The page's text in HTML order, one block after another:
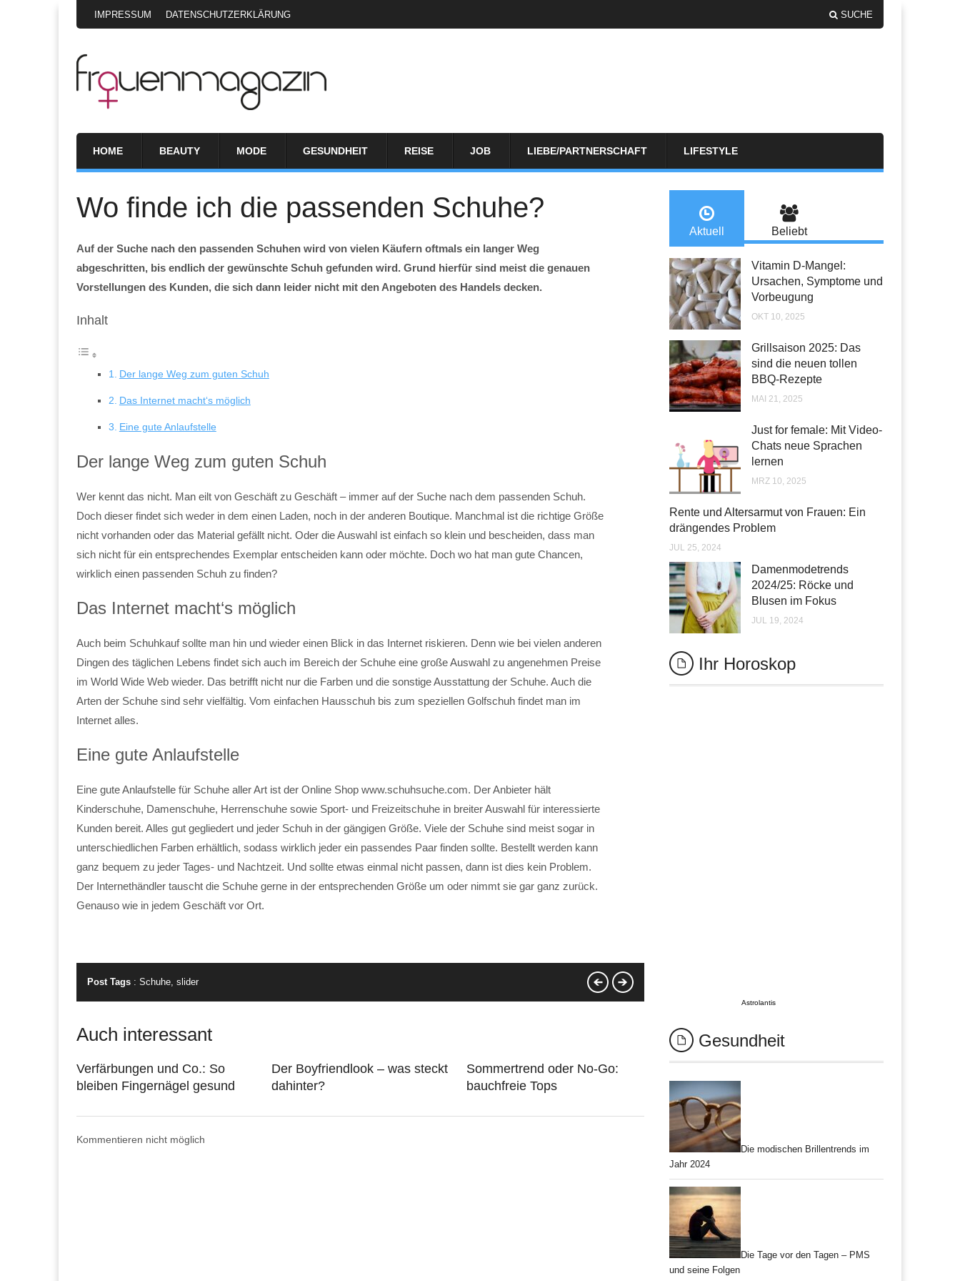
IMPRESSUM DATENSCHUTZERKLÄRUNG SUCHE
HOME BEAUTY MODE GESUNDHEIT REISE JOB LIEBE/PARTNERSCHAFT LIFESTYLE
Wo finde ich die passenden Schuhe?
Auf der Suche nach den passenden Schuhen wird von vielen Käufern oftmals ein langer Weg
abgeschritten, bis endlich der gewünschte Schuh gefunden wird. Grund hierfür sind meist die genauen
Vorstellungen des Kunden, die sich dann leider nicht mit den Angeboten des Handels decken.
Inhalt
Der lange Weg zum guten Schuh
Das Internet macht‘s möglich
Eine gute Anlaufstelle
Der lange Weg zum guten Schuh
Wer kennt das nicht. Man eilt von Geschäft zu Geschäft – immer auf der Suche nach dem passenden Schuh.
Doch dieser findet sich weder in dem einen Laden, noch in der anderen Boutique. Manchmal ist die richtige Größe
nicht vorhanden oder das Material gefällt nicht. Oder die Auswahl ist einfach so klein und bescheiden, dass man
sich nicht für ein entsprechendes Exemplar entscheiden kann oder möchte. Doch wo hat man gute Chancen,
wirklich einen passenden Schuh zu finden?
Das Internet macht‘s möglich
Auch beim Schuhkauf sollte man hin und wieder einen Blick in das Internet riskieren. Denn wie bei vielen anderen
Dingen des täglichen Lebens findet sich auch im Bereich der Schuhe eine große Auswahl zu angenehmen Preise
im World Wide Web wieder. Das betrifft nicht nur die Farben und die sonstige Ausstattung der Schuhe. Auch die
Arten der Schuhe sind sehr vielfältig. Vom einfachen Hausschuh bis zum speziellen Golfschuh findet man im
Internet alles.
Eine gute Anlaufstelle
Eine gute Anlaufstelle für Schuhe aller Art ist der Online Shop www.schuhsuche.com. Der Anbieter hält
Kinderschuhe, Damenschuhe, Herrenschuhe sowie Sport- und Freizeitschuhe in breiter Auswahl für interessierte
Kunden bereit. Alles gut gegliedert und jeder Schuh in der gängigen Größe. Viele der Schuhe sind meist sogar in
unterschiedlichen Farben erhältlich, sodass wirklich jeder ein passendes Paar finden sollte. Bestellt werden kann
ganz bequem zu jeder Tages- und Nachtzeit. Und sollte etwas einmal nicht passen, dann ist dies kein Problem.
Der Internethändler tauscht die Schuhe gerne in der entsprechenden Größe um oder nimmt sie gar ganz zurück.
Genauso wie in jedem Geschäft vor Ort.
Post Tags : Schuhe slider
Auch interessant
Verfärbungen und Co.: So
bleiben Fingernägel gesund
Der Boyfriendlook – was steckt
dahinter?
Sommertrend oder No-Go:
bauchfreie Tops
Kommentieren nicht möglich
Aktuell Beliebt
Vitamin D-Mangel:
Ursachen, Symptome und
Vorbeugung
OKT 10, 2025
Grillsaison 2025: Das
sind die neuen tollen
BBQ-Rezepte
MAI 21, 2025
Just for female: Mit Video-
Chats neue Sprachen
lernen
MRZ 10, 2025
Rente und Altersarmut von Frauen: Ein
drängendes Problem
JUL 25, 2024
Damenmodetrends
2024/25: Röcke und
Blusen im Fokus
JUL 19, 2024
Ihr Horoskop
Astrolantis
Gesundheit
Die modischen Brillentrends im
Jahr 2024
Die Tage vor den Tagen – PMS
und seine Folgen